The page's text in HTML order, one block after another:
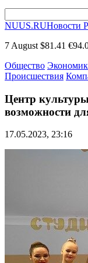
NUUS.RUНовости
7 August $81.41
Общество
Происшествия
Центр
возможности
17.05.2023, 23:16